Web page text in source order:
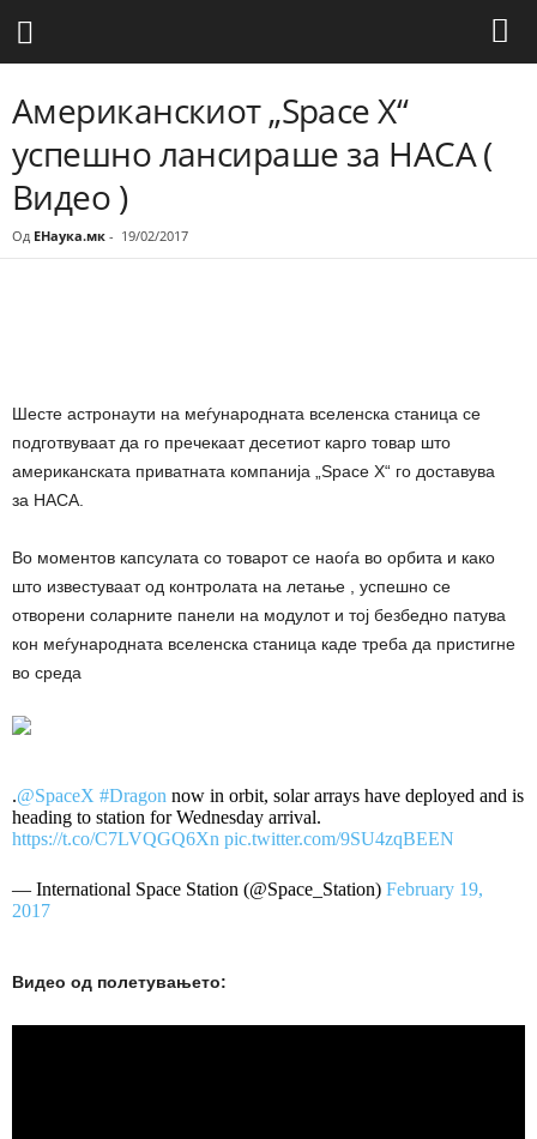
Американскиот „Space X“
успешно лансираше за НАСА (
Видео )
Од ЕНаука.мк - 19/02/2017
Шесте астронаути на меѓународната вселенска станица се
подготвуваат да го пречекаат десетиот карго товар што
американската приватната компанија „Space X“ го доставува
за НАСА.
Во моментов капсулата со товарот се наоѓа во орбита и како
што известуваат од контролата на летање , успешно се
отворени соларните панели на модулот и тој безбедно патува
кон меѓународната вселенска станица каде треба да пристигне
во среда
.@SpaceX #Dragon now in orbit, solar arrays have deployed and is
heading to station for Wednesday arrival.
https://t.co/C7LVQGQ6Xn pic.twitter.com/9SU4zqBEEN
— International Space Station (@Space_Station) February 19,
2017
Видео од полетувањето: